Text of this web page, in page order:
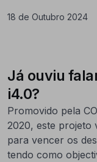
18 de Outubro 2024
Já ouviu
i4.0?
Promovido pela
2020, este projeto
para vencer os
tendo como